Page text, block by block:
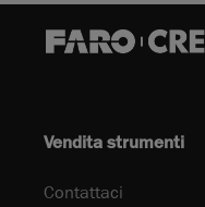
Vendita strumenti
Contattaci